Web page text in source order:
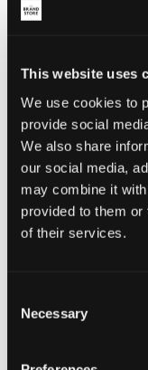
This website uses
We use cookies to
provide social
We also share
our social media,
may combine it
provided to them
of their services.
Selection
Necessary
Scotch & Soda
167,50 zł 335 zł